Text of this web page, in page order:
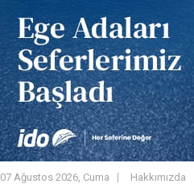
07 Ağustos 2026, Cuma Hakkımızda